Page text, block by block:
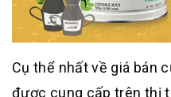
Cụ thể nhất về giá bán
được cung cấp trên thị